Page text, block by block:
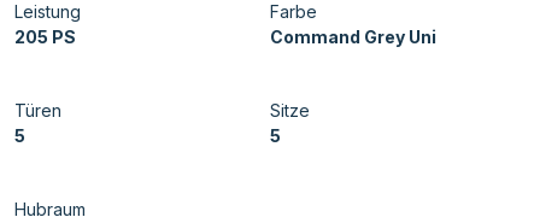
Leistung
205 PS
Farbe
Command Grey Uni
Türen
5
Sitze
5
Hubraum